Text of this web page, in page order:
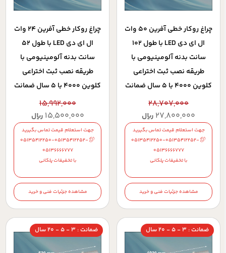
چراغ روکار خطي آفرين 50 وات
ال اي دي LED با طول 102
سانت بدنه آلومينيومي با
طريقه نصب ثبت اختراعي
کلوين 4000 با 5 سال ضمانت
28,707,000
27,800,000 ریال
جهت استعلام قیمت تماس بگیرید
05135412250-05135412252-
05136666777
با تخفیفات پلکانی
مشاهده جزئیات فنی و خرید
چراغ روکار خطي آفرين 24 وات
ال اي دي LED با طول 52
سانت بدنه آلومينيومي با
طريقه نصب ثبت اختراعي
کلوين 4000 با 5 سال ضمانت
15,992,000
15,500,000 ریال
جهت استعلام قیمت تماس بگیرید
05135412250-05135412252-
05136666777
با تخفیفات پلکانی
مشاهده جزئیات فنی و خرید
ضمانت : 3 - 5 - 20 سال ضمانت : 3 - 5 - 20 سال